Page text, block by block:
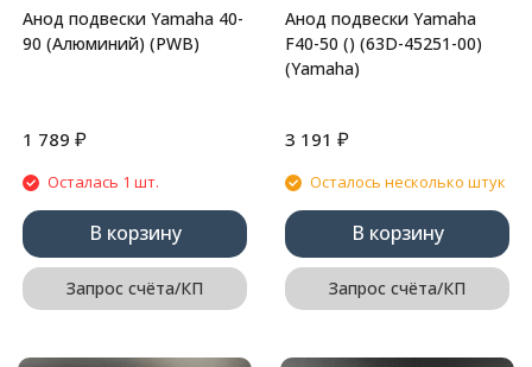
Анод подвески Yamaha 40-
90 (Алюминий) (PWB)
1 789 ₽
Осталась 1 шт.
В корзину
Запрос счёта/КП
Анод подвески Yamaha
F40-50 () (63D-45251-00)
(Yamaha)
3 191 ₽
Осталось несколько штук
В корзину
Запрос счёта/КП